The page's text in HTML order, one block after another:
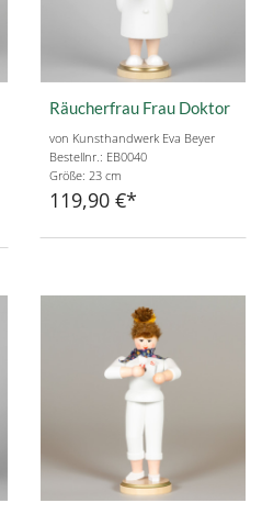
Räucherfrau Frau Doktor
von Kunsthandwerk Eva Beyer
Bestellnr.: EB0040
Größe: 23 cm
119,90 €